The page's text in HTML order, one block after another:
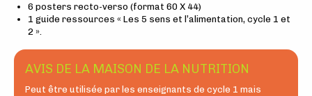
6 posters recto-verso (format 60 X 44)
1 guide ressources « Les 5 sens et l’alimentation, cycle 1 et
2 ».
AVIS DE LA MAISON DE LA NUTRITION
Peut être utilisée par les enseignants de cycle 1 mais